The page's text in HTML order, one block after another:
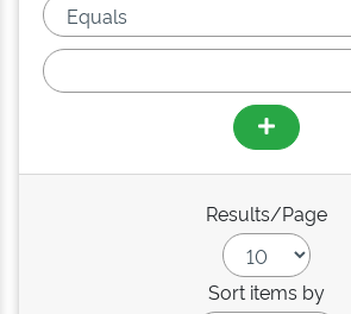
Results/Page
Sort items by